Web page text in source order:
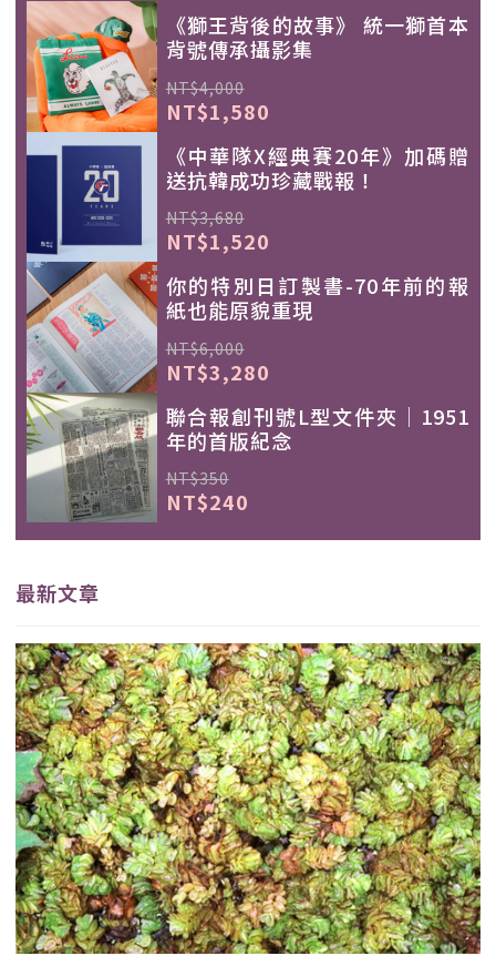
《獅王背後的故事》 統一獅首本
背號傳承攝影集
NT$4,000
NT$1,580
《中華隊X經典賽20年》加碼贈
送抗韓成功珍藏戰報！
NT$3,680
NT$1,520
你的特別日訂製書-70年前的報
紙也能原貌重現
NT$6,000
NT$3,280
聯合報創刊號L型文件夾｜1951
年的首版紀念
NT$350
NT$240
最新文章